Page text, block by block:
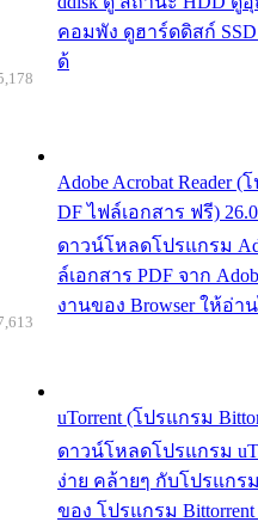
คอมพัง ดูฮาร์ดดิสก์ SSD
ด้
Adobe Acrobat Reader
DF ไฟล์เอกสาร ฟรี)
ดาวน์โหลดโปรแกรม
ล์เอกสาร PDF จาก
งานของ Browser ให้อ่า
uTorrent (โปรแกรม
ดาวน์โหลดโปรแกรม
ง่าย คล้ายๆ กับโปรแกร
ของ โปรแกรม